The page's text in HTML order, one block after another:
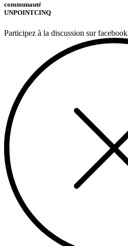
communauté
UNPOINTCINQ
Participez à la discussion sur facebook